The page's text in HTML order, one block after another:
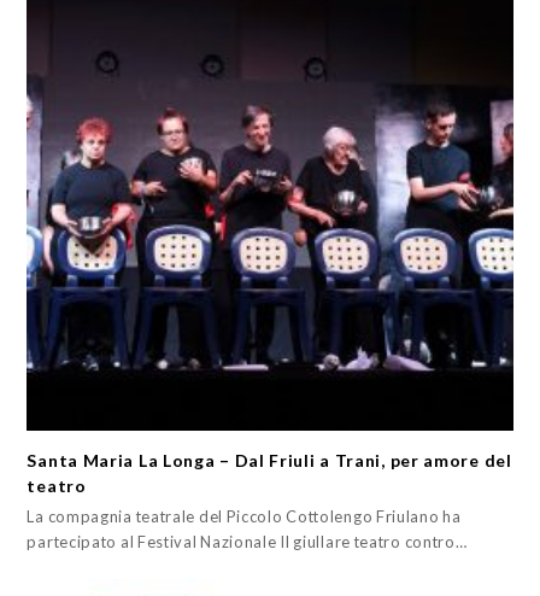
Santa Maria La Longa – Dal Friuli a Trani, per amore del
teatro
La compagnia teatrale del Piccolo Cottolengo Friulano ha
partecipato al Festival Nazionale Il giullare teatro contro…